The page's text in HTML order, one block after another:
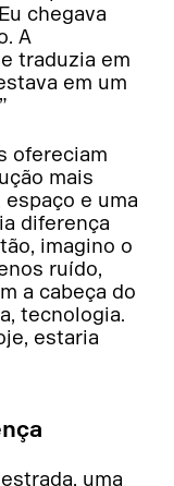
chegava
A
traduzia em
em um
ofereciam
mais
e uma
diferença
imagino o
ruído,
a cabeça do
tecnologia.
estaria
uma